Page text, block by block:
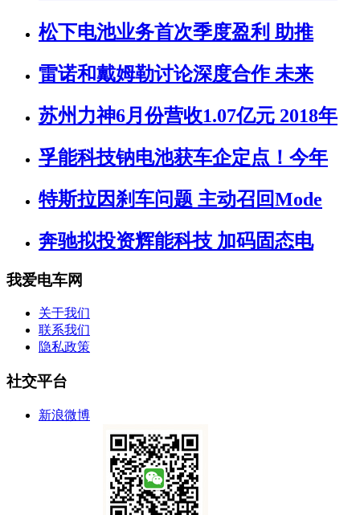
松下电池业务首次季度盈利 助推
雷诺和戴姆勒讨论深度合作 未来
苏州力神6月份营收1.07亿元 2018年
孚能科技钠电池获车企定点！今年
特斯拉因刹车问题 主动召回Mode
奔驰拟投资辉能科技 加码固态电
我爱电车网
关于我们
联系我们
隐私政策
社交平台
新浪微博